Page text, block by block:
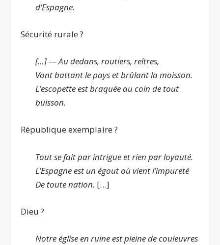
d’Espagne.
Sécurité rurale ?
[…] — Au dedans, routiers, reîtres,
Vont battant le pays et brûlant la moisson.
L’escopette est braquée au coin de tout
buisson.
République exemplaire ?
Tout se fait par intrigue et rien par loyauté.
L’Espagne est un égout où vient l’impureté
De toute nation. […]
Dieu ?
Notre église en ruine est pleine de couleuvres